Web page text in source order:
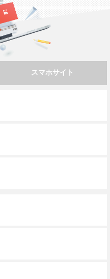
スマホサイト